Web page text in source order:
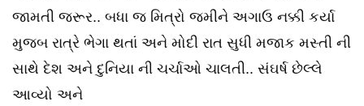
જામતી જરૂર.. બધા જ મિત્રો જમીને અગાઉ નક્કી કર્યા
મુજબ રાત્રે ભેગા થતાં અને મોદી રાત સુધી મજાક મસ્તી ની
સાથે દેશ અને દુનિયા ની ચર્ચાઓ ચાલતી.. સંઘર્ષ છેલ્લે
આવ્યો અને